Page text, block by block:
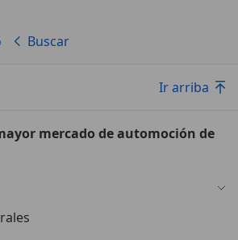
Buscar
Ir arriba
mercado de automoción de